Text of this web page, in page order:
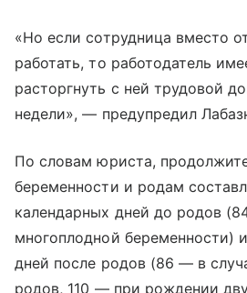
«Но если сотрудница вместо
работать, то работодатель
расторгнуть с ней трудовой
недели», — предупредил
По словам юриста,
беременности и родам
календарных дней до родов
многоплодной беременности)
дней после родов (86 — в
родов, 110 — при рождении